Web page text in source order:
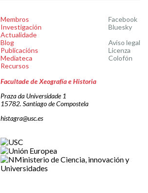
Membros
Investigación
Actualidade
Blog
Publicacións
Mediateca
Recursos
Facebook
Bluesky
Aviso legal
Licenza
Colofón
Facultade de Xeografía e Historia
Praza da Universidade 1
15782. Santiago de Compostela
histagra@usc.es